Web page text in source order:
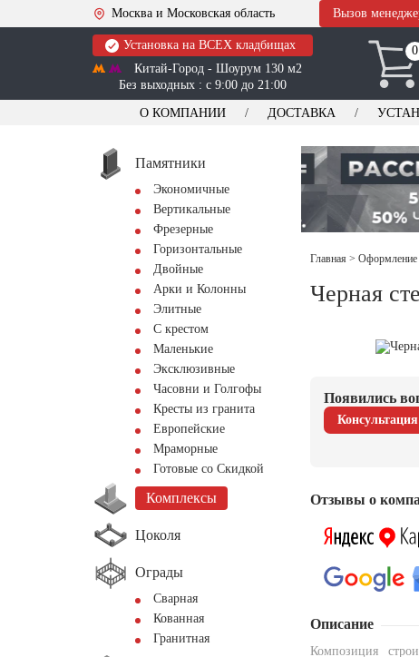
Москва и Московская область Вызов
Установка на ВСЕХ кладбищах
Китай-Город - Шоурум 130 м2
Без выходных : с 9:00 до 21:00
0
0
О КОМПАНИИ ДОСТАВКА
Памятники
Экономичные
Вертикальные
Фрезерные
Горизонтальные
Двойные
Арки и Колонны
Элитные
С крестом
Маленькие
Эксклюзивные
Часовни и Голгофы
Кресты из гранита
Европейские
Мраморные
Готовые со Скидкой
Комплексы
Цоколя
Ограды
Сварная
Кованная
Гранитная
Главная > Оформление
Черная
Появились
Отзывы о
Описание
Композиция